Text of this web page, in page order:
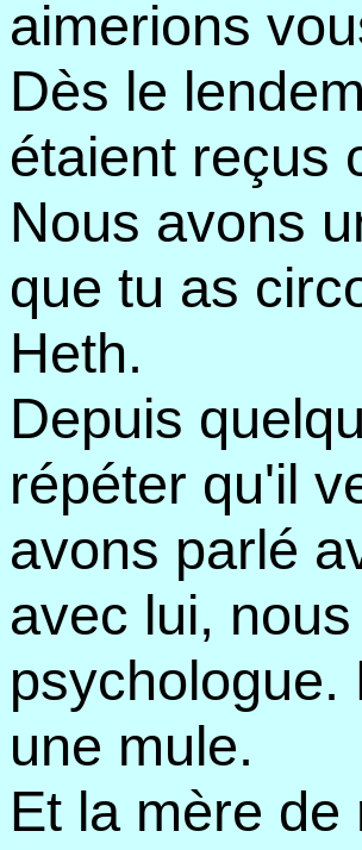
aimerions
Dès le
étaient reçus
Nous avons
que tu as
Heth.
Depuis
répéter qu'il
avons parlé
avec lui,
psychologue.
une mule.
Et la mère